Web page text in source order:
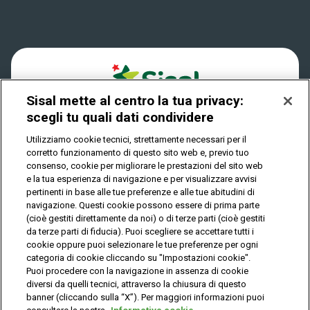
Play Your Date
Privacy
IL GIOCO È VIETATO AI MINORI E PUÒ CAUSARE
DIPENDENZA PATOLOGICA
© Copyright Sisal Italia S.p.A. - P.I. 02433760135
Privacy Cookies
Mappa
del
sito
Sisal mette al centro la tua privacy:
scegli tu quali dati condividere
Utilizziamo cookie tecnici, strettamente necessari per il
corretto funzionamento di questo sito web e, previo tuo
consenso, cookie per migliorare le prestazioni del sito web
e la tua esperienza di navigazione e per visualizzare avvisi
pertinenti in base alle tue preferenze e alle tue abitudini di
navigazione. Questi cookie possono essere di prima parte
(cioè gestiti direttamente da noi) o di terze parti (cioè gestiti
da terze parti di fiducia). Puoi scegliere se accettare tutti i
cookie oppure puoi selezionare le tue preferenze per ogni
categoria di cookie cliccando su "Impostazioni cookie".
Puoi procedere con la navigazione in assenza di cookie
diversi da quelli tecnici, attraverso la chiusura di questo
banner (cliccando sulla “X”). Per maggiori informazioni puoi